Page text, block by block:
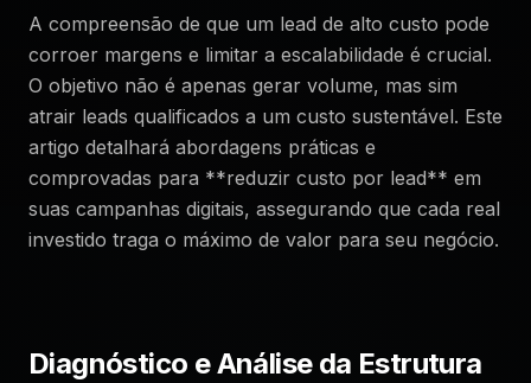
A compreensão de que um lead de alto custo pode
corroer margens e limitar a escalabilidade é crucial.
O objetivo não é apenas gerar volume, mas sim
atrair leads qualificados a um custo sustentável. Este
artigo detalhará abordagens práticas e
comprovadas para **reduzir custo por lead** em
suas campanhas digitais, assegurando que cada real
investido traga o máximo de valor para seu negócio.
Diagnóstico e Análise da Estrutura